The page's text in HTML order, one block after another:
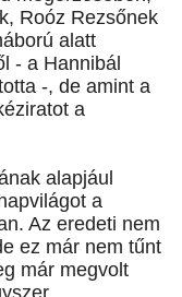
Roóz Rezsőnek
alatt
- a Hannibál
-, de amint a
a
alapjául
a
Az eredeti nem
ez már nem tűnt
már megvolt